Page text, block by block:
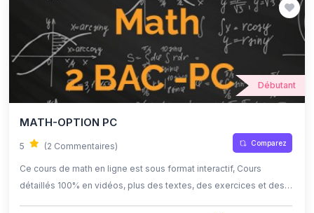
Débutant
MATH-OPTION PC
5 (2 Commentaires) Comparez
Ce cours de math en ligne est sous format interactif, Cours
détaillés 100% en vidéos, plus des textes, des exercices et des